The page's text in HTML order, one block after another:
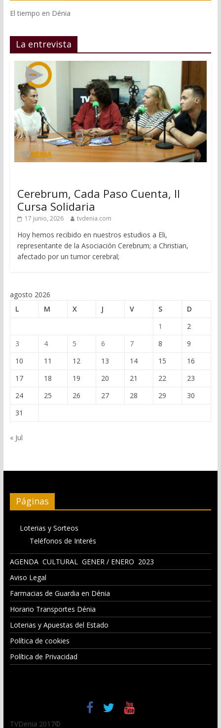
El tiempo en Dénia
La entrevista
Cerebrum, Cada Paso Cuenta, II
Cursa Solidaria
17 junio, 2026 tvdenia.com
Hoy hemos recibido en nuestros estudios a Eli,
representante de la Asociación Cerebrum; a Christian,
afectado por un tumor cerebral;
agosto 2026
L
M X J V S
D
1
2
3
4 5 6 7 8
9
10
11 12 13 14 15
16
17
18 19 20 21 22
23
24
25 26 27 28 29
30
31
« Jul
Páginas
Loterias y Sorteos
Teléfonos de Interés
AGENDA CULTURAL GENER / ENERO 2023
Aviso Legal
Farmacias de Guardia en Dénia
Horario Transportes Dénia
Loterias y Apuestas del Estado
Política de cookies
Política de Privacidad
TVDenia 2017©